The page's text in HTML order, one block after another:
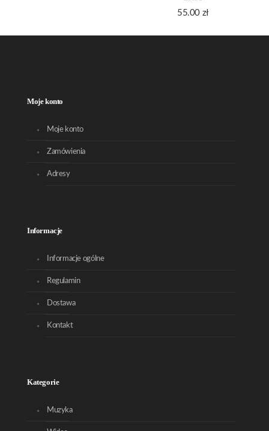
55.00 zł
Moje konto
Moje konto
Zamówienia
Adresy
Informacje
Informacje ogólne
Regulamin
Dostawa
Kontakt
Kategorie
Muzyka